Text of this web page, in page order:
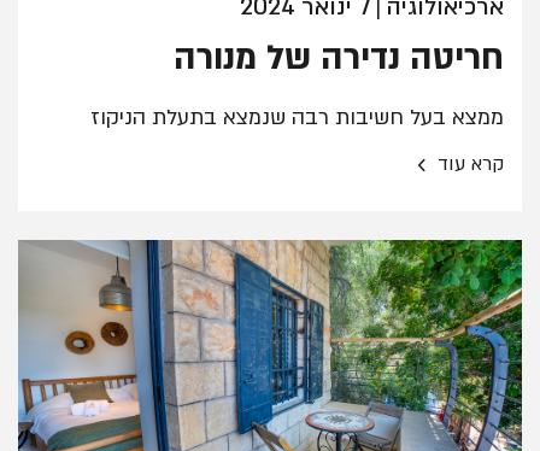
ארכיאולוגיה 7 ינואר 2024
חריטה נדירה של מנורה
ממצא בעל חשיבות רבה שנמצא בתעלת הניקוז
קרא עוד ›